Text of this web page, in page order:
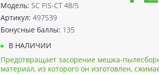
Модель: SC FIS-CT 48/5
Артикул: 497539
Бонусные баллы: 135
В НАЛИЧИИ
Предотвращает засорение мешка-
материал, из которого он изготовлен,